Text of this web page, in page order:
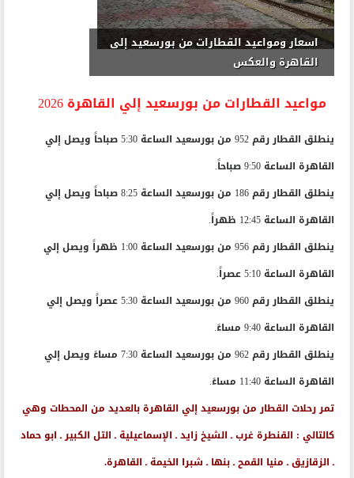
اسعار ومواعيد القطارات من بورسعيد إلى
القاهرة والعكس
مواعيد القطارات من بورسعيد إلي القاهرة 2026
ينطلق القطار رقم 952 من بورسعيد الساعة 5:30 صباحاً ويصل إلي
القاهرة الساعة 9:50 صباحاً.
ينطلق القطار رقم 186 من بورسعيد الساعة 8:25 صباحاً ويصل إلي
القاهرة الساعة 12:45 ظهراً.
ينطلق القطار رقم 956 من بورسعيد الساعة 1:00 ظهراً ويصل إلي
القاهرة الساعة 5:10 عصراً.
ينطلق القطار رقم 960 من بورسعيد الساعة 5:30 عصراً ويصل إلي
القاهرة الساعة 9:40 مساءً.
ينطلق القطار رقم 962 من بورسعيد الساعة 7:30 مساءً ويصل إلي
القاهرة الساعة 11:40 مساءً.
تمر رحلات القطار من بورسعيد إلي القاهرة بالعديد من المحطات وهي
كالتالي : القنطرة غرب ـ الشيخ زايد ـ الإسماعيلية ـ التل الكبير ـ ابو حماد
ـ الزقازيق ـ منيا القمح ـ بنها ـ شبرا الخيمة ـ القاهرة.